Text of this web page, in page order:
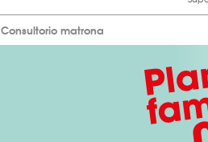
Consultorio matrona